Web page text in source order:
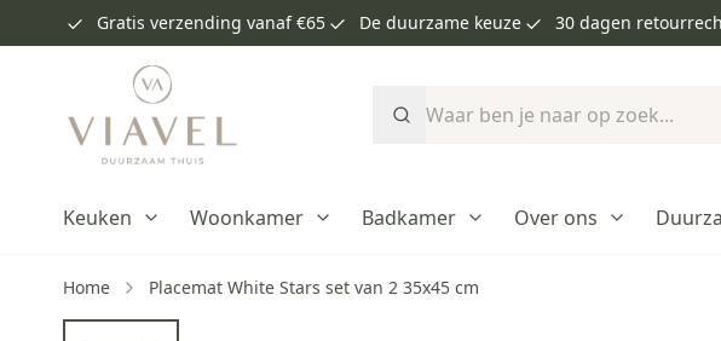
Gratis verzending vanaf €65 De duurzame keuze 30 dagen
Ga naar de inhoud
Keuken Woonkamer Badkamer Over ons
Home Placemat White Stars set van 2 35x45 cm